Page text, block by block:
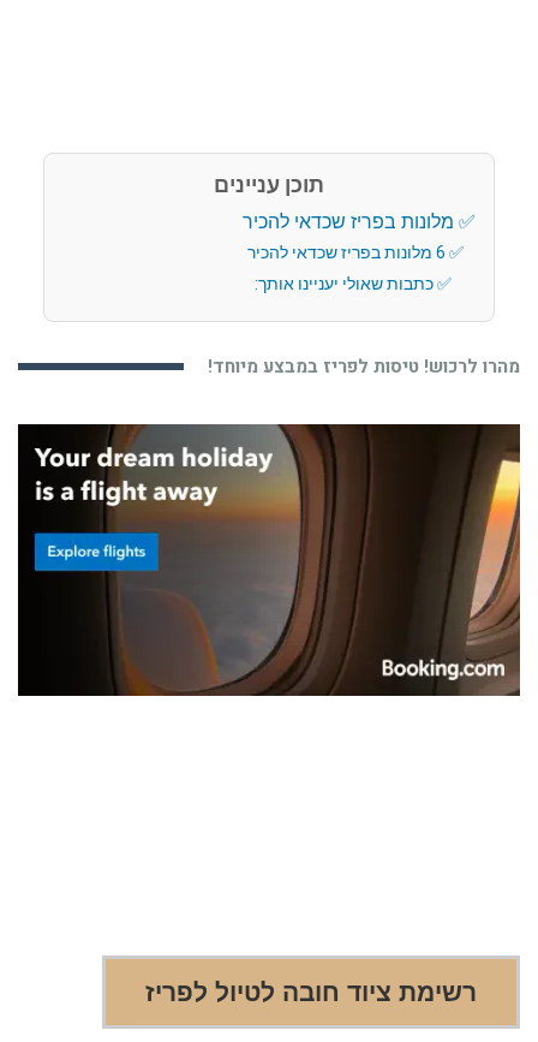
תוכן עניינים
מלונות בפריז שכדאי להכיר
6 מלונות בפריז שכדאי להכיר
כתבות שאולי יעניינו אותך:
מהרו לרכוש! טיסות לפריז במבצע מיוחד!
רשימת ציוד חובה לטיול לפריז